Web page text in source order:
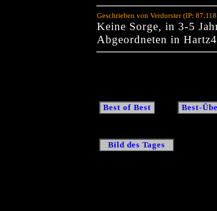
Geschrieben von Verdurster (IP:
Keine Sorge, in 3-5
Abgeordneten in
Best of Best Best-
Bild des Tages